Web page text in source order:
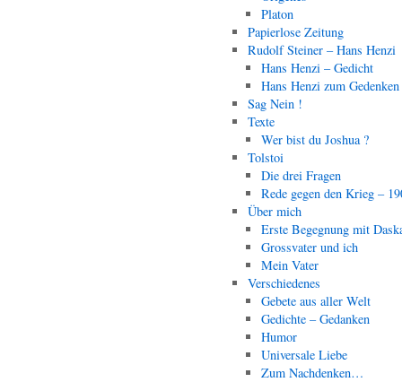
Platon
Papierlose Zeitung
Rudolf Steiner – Hans Henzi
Hans Henzi – Gedicht
Hans Henzi zum Gedenken
Sag Nein !
Texte
Wer bist du Joshua ?
Tolstoi
Die drei Fragen
Rede gegen den Krieg –
Über mich
Erste Begegnung mit
Grossvater und ich
Mein Vater
Verschiedenes
Gebete aus aller Welt
Gedichte – Gedanken
Humor
Universale Liebe
Zum Nachdenken…